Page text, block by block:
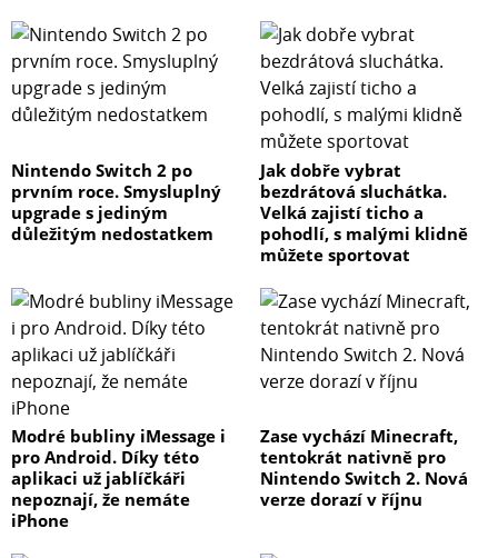
Nintendo Switch 2 po
prvním roce. Smysluplný
upgrade s jediným
důležitým nedostatkem
Jak dobře vybrat
bezdrátová sluchátka.
Velká zajistí ticho a
pohodlí, s malými klidně
můžete sportovat
Modré bubliny iMessage i
pro Android. Díky této
aplikaci už jablíčkáři
nepoznají, že nemáte
iPhone
Zase vychází Minecraft,
tentokrát nativně pro
Nintendo Switch 2. Nová
verze dorazí v říjnu